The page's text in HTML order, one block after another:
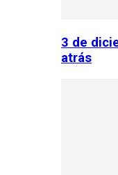
3 de
atrás